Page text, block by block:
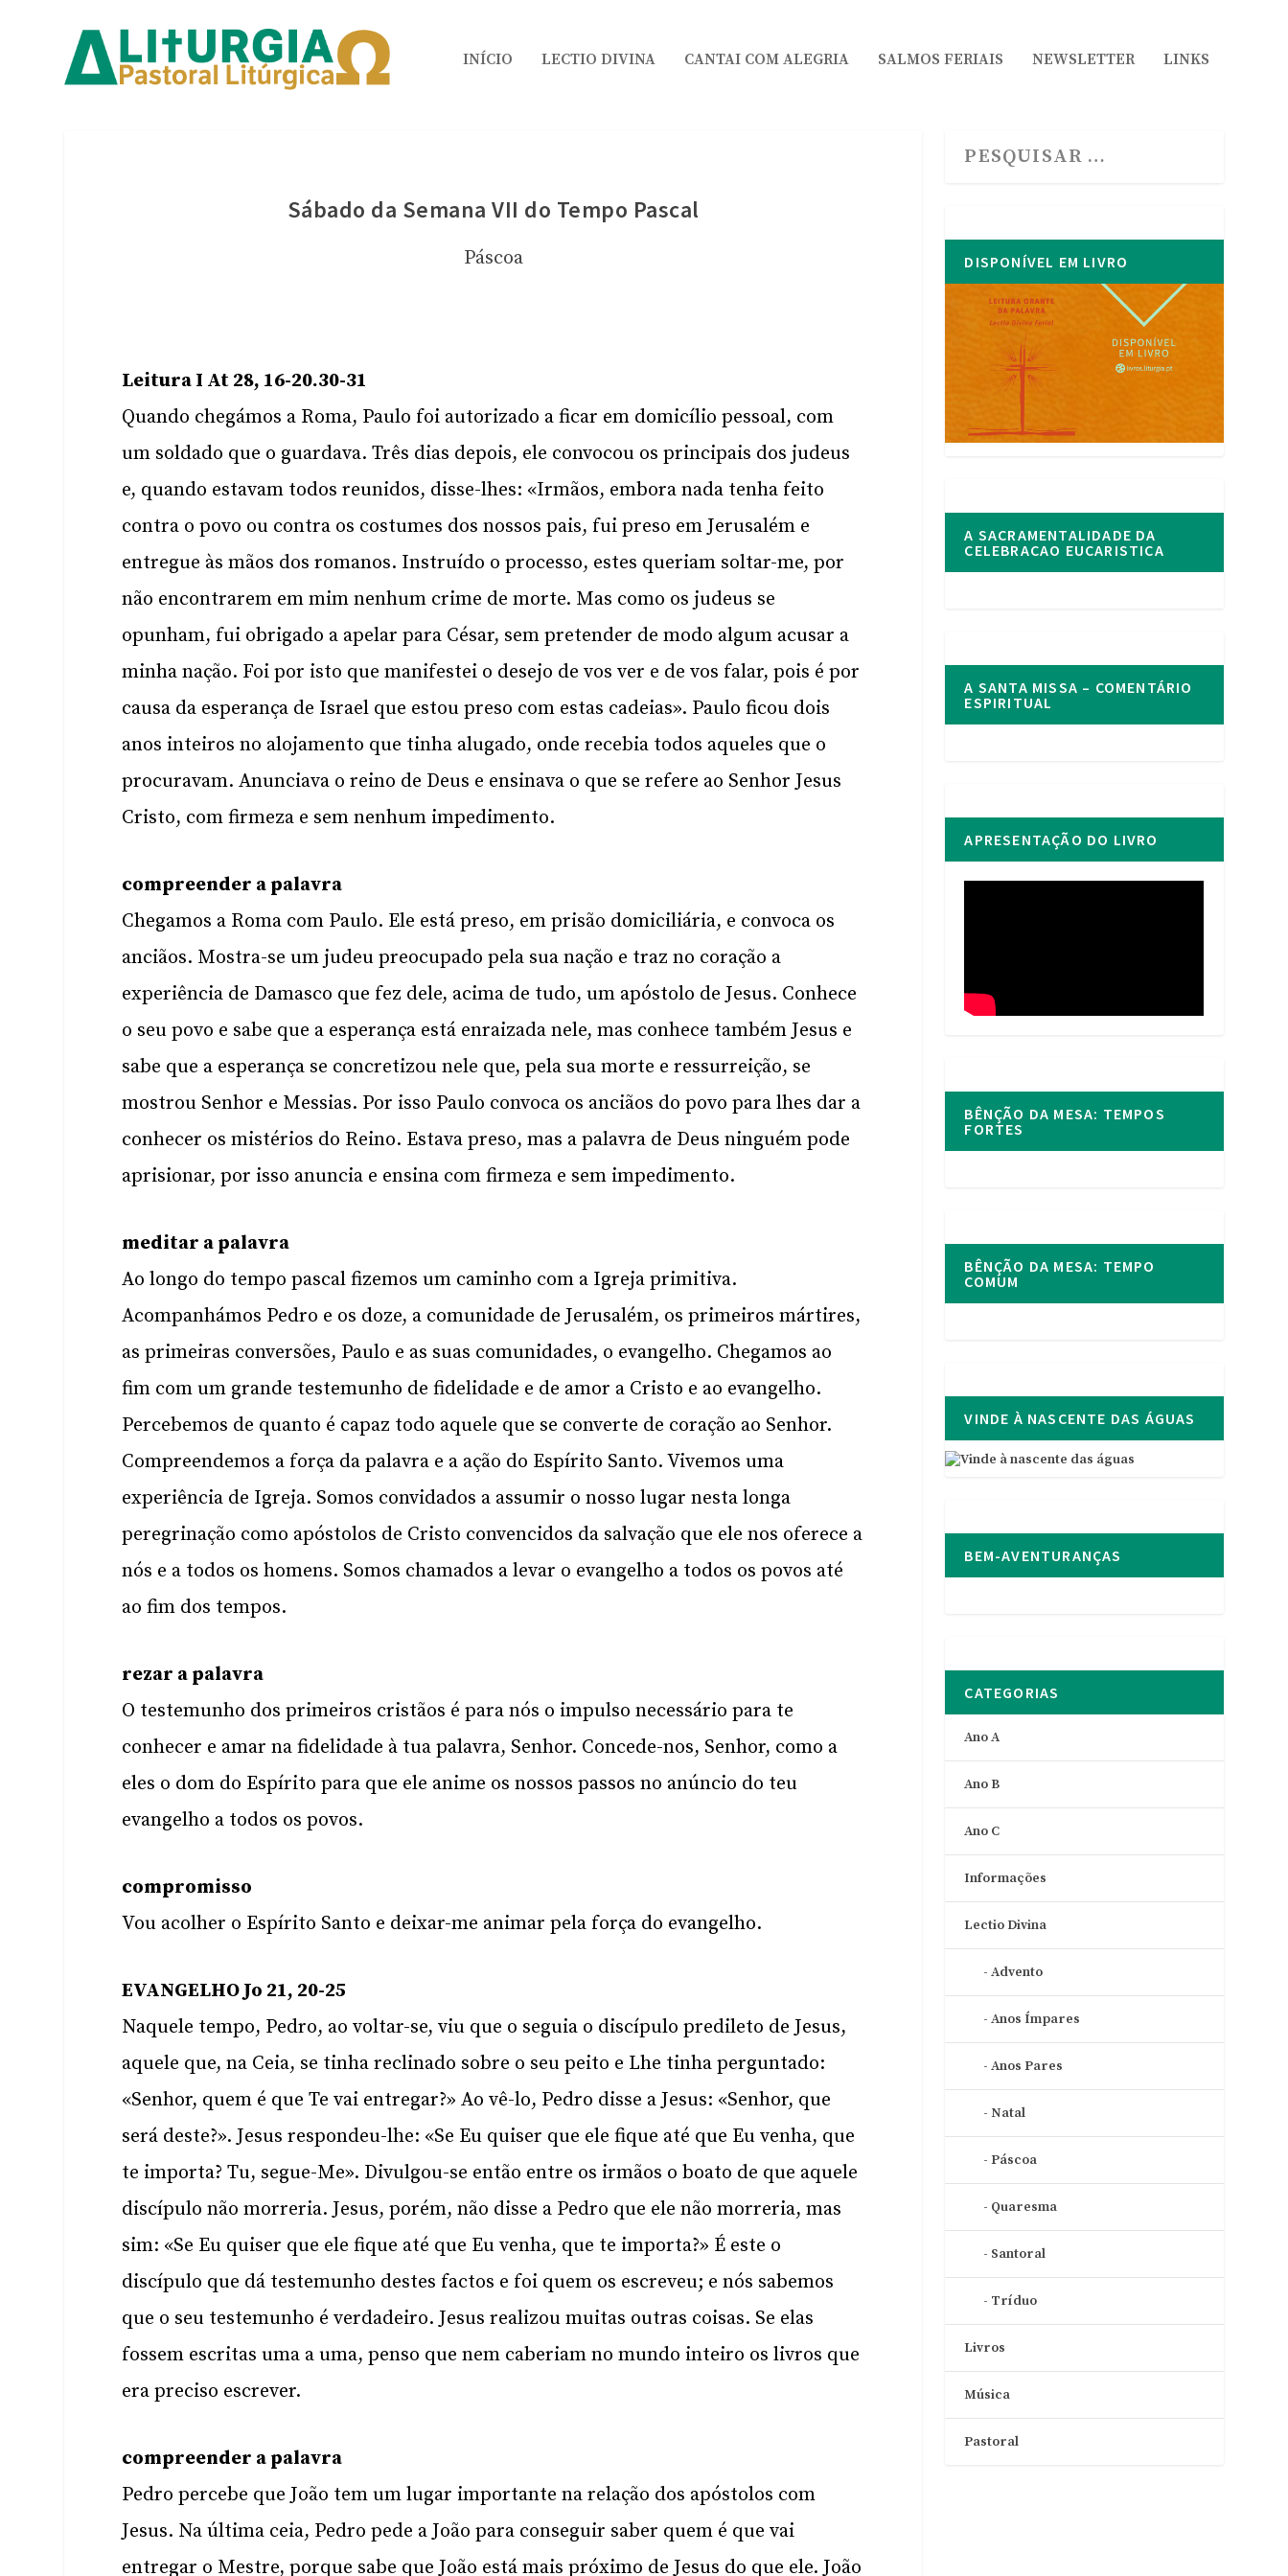
INÍCIO LECTIO DIVINA CANTAI COM ALEGRIA SALMOS FERIAIS NEWSLETTER LINKS
Sábado da Semana VII do Tempo Pascal
Páscoa
Leitura I At 28, 16-20.30-31
Quando chegámos a Roma, Paulo foi autorizado a ficar em domicílio pessoal, com
um soldado que o guardava. Três dias depois, ele convocou os principais dos judeus
e, quando estavam todos reunidos, disse-lhes: «Irmãos, embora nada tenha feito
contra o povo ou contra os costumes dos nossos pais, fui preso em Jerusalém e
entregue às mãos dos romanos. Instruído o processo, estes queriam soltar-me, por
não encontrarem em mim nenhum crime de morte. Mas como os judeus se
opunham, fui obrigado a apelar para César, sem pretender de modo algum acusar a
minha nação. Foi por isto que manifestei o desejo de vos ver e de vos falar, pois é por
causa da esperança de Israel que estou preso com estas cadeias». Paulo ficou dois
anos inteiros no alojamento que tinha alugado, onde recebia todos aqueles que o
procuravam. Anunciava o reino de Deus e ensinava o que se refere ao Senhor Jesus
Cristo, com firmeza e sem nenhum impedimento.
compreender a palavra
Chegamos a Roma com Paulo. Ele está preso, em prisão domiciliária, e convoca os
anciãos. Mostra-se um judeu preocupado pela sua nação e traz no coração a
experiência de Damasco que fez dele, acima de tudo, um apóstolo de Jesus. Conhece
o seu povo e sabe que a esperança está enraizada nele, mas conhece também Jesus e
sabe que a esperança se concretizou nele que, pela sua morte e ressurreição, se
mostrou Senhor e Messias. Por isso Paulo convoca os anciãos do povo para lhes dar a
conhecer os mistérios do Reino. Estava preso, mas a palavra de Deus ninguém pode
aprisionar, por isso anuncia e ensina com firmeza e sem impedimento.
meditar a palavra
Ao longo do tempo pascal fizemos um caminho com a Igreja primitiva.
Acompanhámos Pedro e os doze, a comunidade de Jerusalém, os primeiros mártires,
as primeiras conversões, Paulo e as suas comunidades, o evangelho. Chegamos ao
fim com um grande testemunho de fidelidade e de amor a Cristo e ao evangelho.
Percebemos de quanto é capaz todo aquele que se converte de coração ao Senhor.
Compreendemos a força da palavra e a ação do Espírito Santo. Vivemos uma
experiência de Igreja. Somos convidados a assumir o nosso lugar nesta longa
peregrinação como apóstolos de Cristo convencidos da salvação que ele nos oferece a
nós e a todos os homens. Somos chamados a levar o evangelho a todos os povos até
ao fim dos tempos.
rezar a palavra
O testemunho dos primeiros cristãos é para nós o impulso necessário para te
conhecer e amar na fidelidade à tua palavra, Senhor. Concede-nos, Senhor, como a
eles o dom do Espírito para que ele anime os nossos passos no anúncio do teu
evangelho a todos os povos.
compromisso
Vou acolher o Espírito Santo e deixar-me animar pela força do evangelho.
EVANGELHO Jo 21, 20-25
Naquele tempo, Pedro, ao voltar-se, viu que o seguia o discípulo predileto de Jesus,
aquele que, na Ceia, se tinha reclinado sobre o seu peito e Lhe tinha perguntado:
«Senhor, quem é que Te vai entregar?» Ao vê-lo, Pedro disse a Jesus: «Senhor, que
será deste?». Jesus respondeu-lhe: «Se Eu quiser que ele fique até que Eu venha, que
te importa? Tu, segue-Me». Divulgou-se então entre os irmãos o boato de que aquele
discípulo não morreria. Jesus, porém, não disse a Pedro que ele não morreria, mas
sim: «Se Eu quiser que ele fique até que Eu venha, que te importa?» É este o
discípulo que dá testemunho destes factos e foi quem os escreveu; e nós sabemos
que o seu testemunho é verdadeiro. Jesus realizou muitas outras coisas. Se elas
fossem escritas uma a uma, penso que nem caberiam no mundo inteiro os livros que
era preciso escrever.
compreender a palavra
Pedro percebe que João tem um lugar importante na relação dos apóstolos com
Jesus. Na última ceia, Pedro pede a João para conseguir saber quem é que vai
entregar o Mestre, porque sabe que João está mais próximo de Jesus do que ele. João
DISPONÍVEL EM LIVRO
A SACRAMENTALIDADE DA
CELEBRACAO EUCARISTICA
A SANTA MISSA – COMENTÁRIO
ESPIRITUAL
APRESENTAÇÃO DO LIVRO
BÊNÇÃO DA MESA: TEMPOS
FORTES
BÊNÇÃO DA MESA: TEMPO
COMUM
VINDE À NASCENTE DAS ÁGUAS
BEM-AVENTURANÇAS
CATEGORIAS
Ano A
Ano B
Ano C
Informações
Lectio Divina
Advento
Anos Ímpares
Anos Pares
Natal
Páscoa
Quaresma
Santoral
Tríduo
Livros
Música
Pastoral